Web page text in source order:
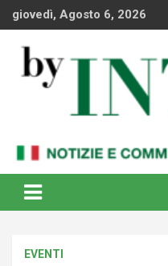
Skipgiovedì, Agosto 6, 2026
By Internews
internazionale
EVENTI